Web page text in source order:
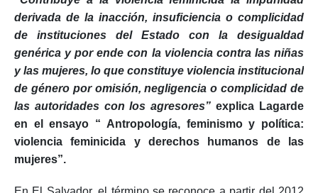
“Contribuye a la violencia feminicida la impunidad
derivada de la inacción, insuficiencia o complicidad
de instituciones del Estado con la desigualdad
genérica y por ende con la violencia contra las niñas
y las mujeres, lo que constituye violencia institucional
de género por omisión, negligencia o complicidad de
las autoridades con los agresores”
explica Lagarde
en el ensayo “ Antropología, feminismo y política:
violencia feminicida y derechos humanos de las
mujeres”.